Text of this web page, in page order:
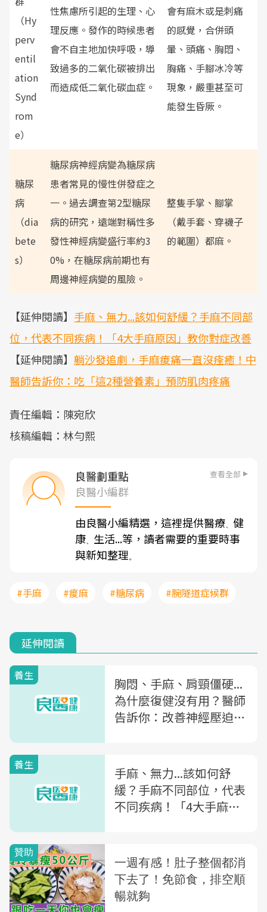
（Hy
perv
entil
ation
Synd
rom
e）
性焦慮所引起的生理、心
理反應。發作的時候患者
會不自主地加快呼吸，導
致過多的二氧化碳被排出
而造成低二氧化碳血症。
會有麻木或是刺痛
的感覺，合併頭
暈、頭痛、胸悶、
胸痛、手腳冰冷等
現象，嚴重甚至可
能發生昏厥。
糖尿
病
（dia
bete
s）
糖尿病神經病變為糖尿病
患者常見的慢性併發症之
一。過去調查第2型糖尿
病的研究，遠端對稱性多
發性神經病變盛行率約3
0%，在糖尿病前期也有
周邊神經病變的風險。
整隻手掌、腳掌
（戴手套、穿襪子
的範圍）都麻。
【延伸閱讀】 手麻、無力...該如何舒緩？手麻不同部
位，代表不同疾病！「4大手麻原因」教你對症改善
【延伸閱讀】 躺沙發追劇，手麻痠痛一直沒痊癒！中
醫師告訴你：吃「這2種營養素」預防肌肉疼痛
責任編輯：陳宛欣
核稿編輯：林勻熙
良醫劃重點 查看全部
良醫小編群
由良醫小編精選，這裡提供醫療、 健
康、 生活...等，讀者需要的重要時事
與新知整理。
#手麻 #痠麻 #糖尿病 #腕隧道症候群
延伸閱讀
養生
胸悶、手麻、肩頸僵硬...
為什麼復健沒有用？醫師
告訴你：改善神經壓迫，
養生
手麻、無力...該如何舒
緩？手麻不同部位，代表
不同疾病！「4大手麻原